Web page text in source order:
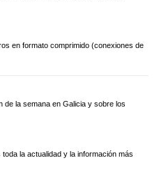
en formato comprimido (conexiones de
de la semana en Galicia y sobre los
la actualidad y la información más